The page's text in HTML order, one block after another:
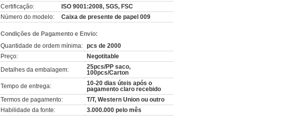
Certificação:
ISO 9001:2008, SGS, FSC
Número do modelo:
Caixa de presente de papel 009
Condições de Pagamento e Envio:
Quantidade de ordem mínima: pcs de 2000
Preço:
Negotitable
Detalhes da embalagem:
25pcs/PP saco,
100pcs/Carton
Tempo de entrega:
10-20 dias úteis após o
pagamento claro recebido
Termos de pagamento:
T/T, Western Union ou outro
Habilidade da fonte:
3.000.000 pelo mês